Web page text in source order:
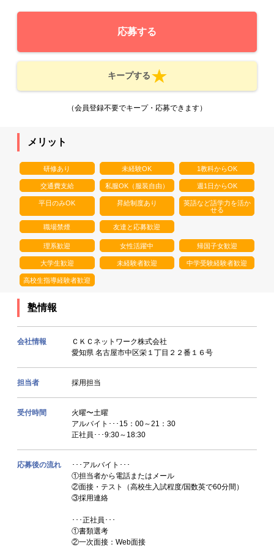
応募する
キープする
（会員登録不要でキープ・応募できます）
メリット
研修あり 未経験OK 1教科からOK
交通費支給 私服OK（服装自由） 週1日からOK
平日のみOK 昇給制度あり
英語など語学力を活か
せる
職場禁煙 友達と応募歓迎
理系歓迎 女性活躍中 帰国子女歓迎
大学生歓迎 未経験者歓迎 中学受験経験者歓迎
高校生指導経験者歓迎
塾情報
会社情報
ＣＫＣネットワーク株式会社
愛知県 名古屋市中区栄１丁目２２番１６号
担当者 採用担当
受付時間
火曜〜土曜
アルバイト･･･15：00～21：30
正社員･･･9:30～18:30
応募後の流れ
･･･アルバイト･･･
①担当者から電話またはメール
②面接・テスト（高校生入試程度/国数英で60分間）
③採用連絡
･･･正社員･･･
①書類選考
②一次面接：Web面接